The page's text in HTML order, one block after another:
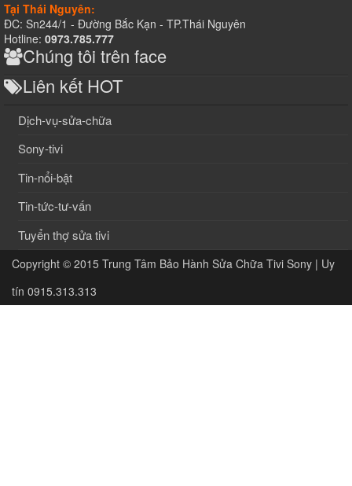
Tại Thái Nguyên:
ĐC: Sn244/1 - Đường Bắc Kạn - TP.Thái Nguyên
Hotline: 0973.785.777
Chúng tôi trên face
Liên kết HOT
Dịch-vụ-sửa-chữa
Sony-tivi
Tin-nổi-bật
Tin-tức-tư-vấn
Tuyển thợ sửa tivi
Copyright © 2015 Trung Tâm Bảo Hành Sửa Chữa Tivi Sony | Uy
tín 0915.313.313